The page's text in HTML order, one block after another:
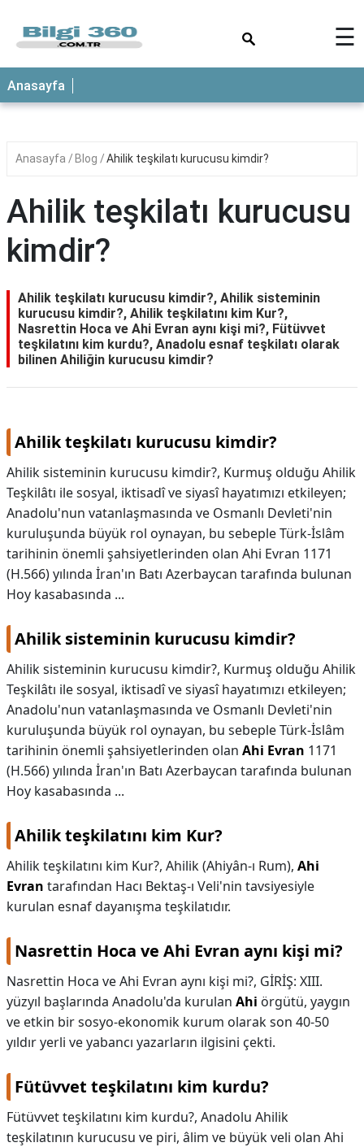
ANASAYFA
☰
Anasayfa
Anasayfa Blog Ahilik teşkilatı kurucusu kimdir?
Ahilik teşkilatı kurucusu
kimdir?
Ahilik teşkilatı kurucusu kimdir?, Ahilik sisteminin
kurucusu kimdir?, Ahilik teşkilatını kim Kur?,
Nasrettin Hoca ve Ahi Evran aynı kişi mi?, Fütüvvet
teşkilatını kim kurdu?, Anadolu esnaf teşkilatı olarak
bilinen Ahiliğin kurucusu kimdir?
Ahilik teşkilatı kurucusu kimdir?
Ahilik sisteminin kurucusu kimdir?, Kurmuş olduğu Ahilik
Teşkilâtı ile sosyal, iktisadî ve siyasî hayatımızı etkileyen;
Anadolu'nun vatanlaşmasında ve Osmanlı Devleti'nin
kuruluşunda büyük rol oynayan, bu sebeple Türk-İslâm
tarihinin önemli şahsiyetlerinden olan Ahi Evran 1171
(H.566) yılında İran'ın Batı Azerbaycan tarafında bulunan
Hoy kasabasında ...
Ahilik sisteminin kurucusu kimdir?
Ahilik sisteminin kurucusu kimdir?, Kurmuş olduğu Ahilik
Teşkilâtı ile sosyal, iktisadî ve siyasî hayatımızı etkileyen;
Anadolu'nun vatanlaşmasında ve Osmanlı Devleti'nin
kuruluşunda büyük rol oynayan, bu sebeple Türk-İslâm
tarihinin önemli şahsiyetlerinden olan Ahi Evran 1171
(H.566) yılında İran'ın Batı Azerbaycan tarafında bulunan
Hoy kasabasında ...
Ahilik teşkilatını kim Kur?
Ahilik teşkilatını kim Kur?, Ahilik (Ahiyân-ı Rum), Ahi
Evran tarafından Hacı Bektaş-ı Veli'nin tavsiyesiyle
kurulan esnaf dayanışma teşkilatıdır.
Nasrettin Hoca ve Ahi Evran aynı kişi mi?
Nasrettin Hoca ve Ahi Evran aynı kişi mi?, GİRİŞ: XIII.
yüzyıl başlarında Anadolu'da kurulan Ahi örgütü, yaygın
ve etkin bir sosyo-ekonomik kurum olarak son 40-50
yıldır yerli ve yabancı yazarların ilgisini çekti.
Fütüvvet teşkilatını kim kurdu?
Fütüvvet teşkilatını kim kurdu?, Anadolu Ahilik
teşkilatının kurucusu ve piri, âlim ve büyük veli olan Ahi